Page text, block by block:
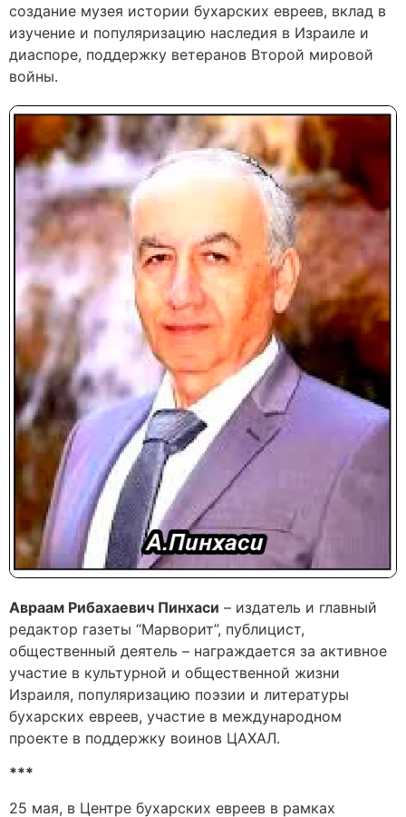
создание музея истории бухарских евреев, вклад в
изучение и популяризацию наследия в Израиле и
диаспоре, поддержку ветеранов Второй мировой
войны.
Авраам Рибахаевич Пинхаси – издатель и главный
редактор газеты “Марворит”, публицист,
общественный деятель – награждается за активное
участие в культурной и общественной жизни
Израиля, популяризацию поэзии и литературы
бухарских евреев, участие в международном
проекте в поддержку воинов ЦАХАЛ.
***
25 мая, в Центре бухарских евреев в рамках